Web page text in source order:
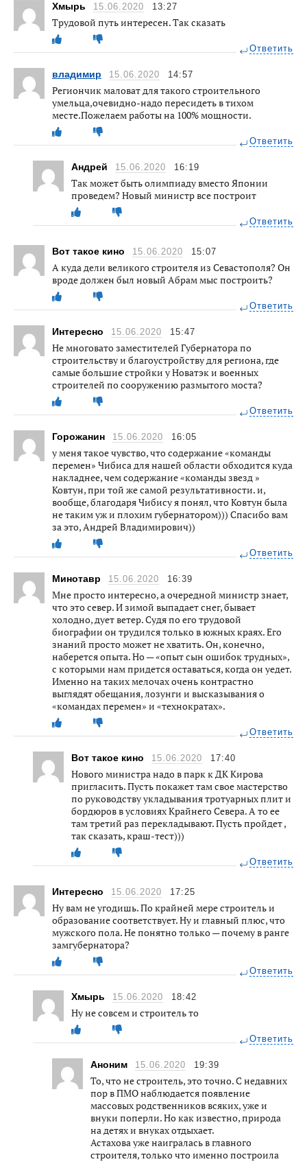
Хмырь 15.06.2020 13:27
Трудовой путь интересен. Так сказать
Ответить
владимир 15.06.2020 14:57
Региончик маловат для такого строительного
умельца,очевидно-надо пересидеть в тихом
месте.Пожелаем работы на 100% мощности.
Ответить
Андрей 15.06.2020 16:19
Так может быть олимпиаду вместо Японии
проведем? Новый министр все построит
Ответить
Вот такое кино 15.06.2020 15:07
А куда дели великого строителя из Севастополя? Он
вроде должен был новый Абрам мыс построить?
Ответить
Интересно 15.06.2020 15:47
Не многовато заместителей Губернатора по
строительству и благоустройству для региона, где
самые большие стройки у Новатэк и военных
строителей по сооружению размытого моста?
Ответить
Горожанин 15.06.2020 16:05
у меня такое чувство, что содержание «команды
перемен» Чибиса для нашей области обходится куда
накладнее, чем содержание «команды звезд »
Ковтун, при той же самой результативности. и,
вообще, благодаря Чибису я понял, что Ковтун была
не таким уж и плохим губернатором))) Спасибо вам
за это, Андрей Владимирович))
Ответить
Минотавр 15.06.2020 16:39
Мне просто интересно, а очередной министр знает,
что это север. И зимой выпадает снег, бывает
холодно, дует ветер. Судя по его трудовой
биографии он трудился только в южных краях. Его
знаний просто может не хватить. Он, конечно,
наберется опыта. Но — «опыт сын ошибок трудных»,
с которыми нам придется оставаться, когда он уедет.
Именно на таких мелочах очень контрастно
выглядят обещания, лозунги и высказывания о
«командах перемен» и «технократах».
Ответить
Вот такое кино 15.06.2020 17:40
Нового министра надо в парк к ДК Кирова
пригласить. Пусть покажет там свое мастерство
по руководству укладывания тротуарных плит и
бордюров в условиях Крайнего Севера. А то ее
там третий раз перекладывают. Пусть пройдет ,
так сказать, краш-тест)))
Ответить
Интересно 15.06.2020 17:25
Ну вам не угодишь. По крайней мере строитель и
образование соответствует. Ну и главный плюс, что
мужского пола. Не понятно только — почему в ранге
замгубернатора?
Ответить
Хмырь 15.06.2020 18:42
Ну не совсем и строитель то
Ответить
Аноним 15.06.2020 19:39
То, что не строитель, это точно. С недавних
пор в ПМО наблюдается появление
массовых родственников всяких, уже и
внуки поперли. Но как известно, природа
на детях и внуках отдыхает.
Астахова уже наигралась в главного
строителя, только что именно построила